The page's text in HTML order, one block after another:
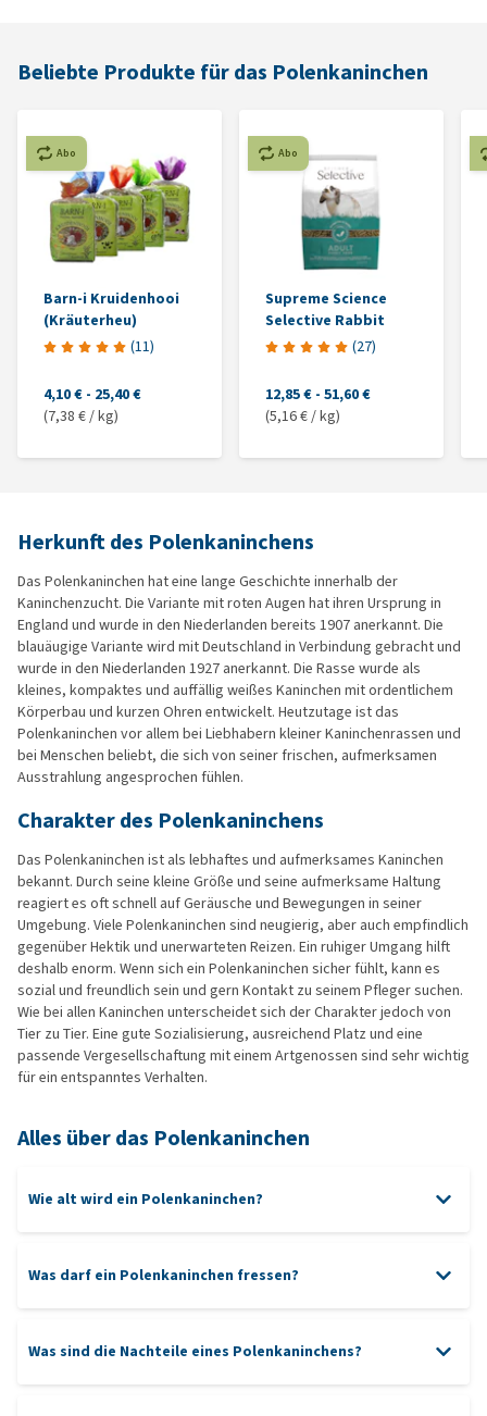
Beliebte Produkte für das Polenkaninchen
Abo
Barn-i Kruidenhooi
(Kräuterheu)
(11)
4,10 € - 25,40 €
(7,38 € / kg)
Abo
Supreme Science
Selective Rabbit
(27)
12,85 € - 51,60 €
(5,16 € / kg)
Herkunft des Polenkaninchens
Das Polenkaninchen hat eine lange Geschichte innerhalb der
Kaninchenzucht. Die Variante mit roten Augen hat ihren Ursprung in
England und wurde in den Niederlanden bereits 1907 anerkannt. Die
blauäugige Variante wird mit Deutschland in Verbindung gebracht und
wurde in den Niederlanden 1927 anerkannt. Die Rasse wurde als
kleines, kompaktes und auffällig weißes Kaninchen mit ordentlichem
Körperbau und kurzen Ohren entwickelt. Heutzutage ist das
Polenkaninchen vor allem bei Liebhabern kleiner Kaninchenrassen und
bei Menschen beliebt, die sich von seiner frischen, aufmerksamen
Ausstrahlung angesprochen fühlen.
Charakter des Polenkaninchens
Das Polenkaninchen ist als lebhaftes und aufmerksames Kaninchen
bekannt. Durch seine kleine Größe und seine aufmerksame Haltung
reagiert es oft schnell auf Geräusche und Bewegungen in seiner
Umgebung. Viele Polenkaninchen sind neugierig, aber auch empfindlich
gegenüber Hektik und unerwarteten Reizen. Ein ruhiger Umgang hilft
deshalb enorm. Wenn sich ein Polenkaninchen sicher fühlt, kann es
sozial und freundlich sein und gern Kontakt zu seinem Pfleger suchen.
Wie bei allen Kaninchen unterscheidet sich der Charakter jedoch von
Tier zu Tier. Eine gute Sozialisierung, ausreichend Platz und eine
passende Vergesellschaftung mit einem Artgenossen sind sehr wichtig
für ein entspanntes Verhalten.
Alles über das Polenkaninchen
Wie alt wird ein Polenkaninchen?
Was darf ein Polenkaninchen fressen?
Was sind die Nachteile eines Polenkaninchens?